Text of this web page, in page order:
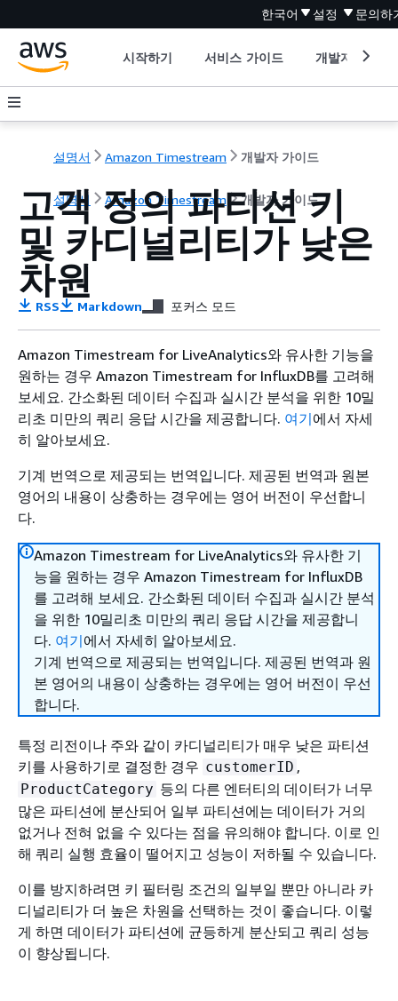
한국어 설정 문의하
시작하기 서비스 가이드 개발자 도구
설명서 Amazon Timestream 개발자 가이드
설명서 Amazon Timestream 개발자 가이드
고객 정의 파티션 키
및 카디널리티가 낮은
차원
RSS Markdown 포커스 모드
Amazon Timestream for LiveAnalytics와 유사한 기능을
원하는 경우 Amazon Timestream for InfluxDB를 고려해
보세요. 간소화된 데이터 수집과 실시간 분석을 위한 10밀
리초 미만의 쿼리 응답 시간을 제공합니다. 여기에서 자세
히 알아보세요.
기계 번역으로 제공되는 번역입니다. 제공된 번역과 원본
영어의 내용이 상충하는 경우에는 영어 버전이 우선합니
다.
Amazon Timestream for LiveAnalytics와 유사한 기
능을 원하는 경우 Amazon Timestream for InfluxDB
를 고려해 보세요. 간소화된 데이터 수집과 실시간 분석
을 위한 10밀리초 미만의 쿼리 응답 시간을 제공합니
다. 여기에서 자세히 알아보세요.
기계 번역으로 제공되는 번역입니다. 제공된 번역과 원
본 영어의 내용이 상충하는 경우에는 영어 버전이 우선
합니다.
특정 리전이나 주와 같이 카디널리티가 매우 낮은 파티션
키를 사용하기로 결정한 경우 customerID ,
ProductCategory 등의 다른 엔터티의 데이터가 너무
많은 파티션에 분산되어 일부 파티션에는 데이터가 거의
없거나 전혀 없을 수 있다는 점을 유의해야 합니다. 이로 인
해 쿼리 실행 효율이 떨어지고 성능이 저하될 수 있습니다.
이를 방지하려면 키 필터링 조건의 일부일 뿐만 아니라 카
디널리티가 더 높은 차원을 선택하는 것이 좋습니다. 이렇
게 하면 데이터가 파티션에 균등하게 분산되고 쿼리 성능
이 향상됩니다.